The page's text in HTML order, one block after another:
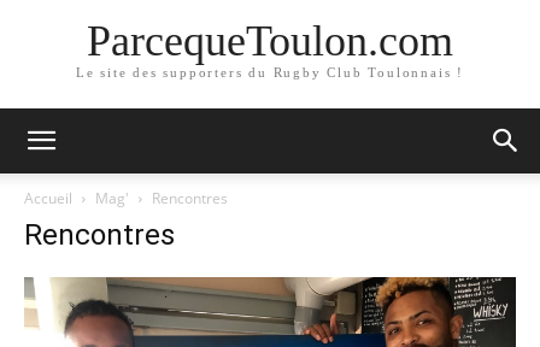
ParcequeToulon.com
Le site des supporters du Rugby Club Toulonnais !
Accueil Mag' Rencontres
Rencontres